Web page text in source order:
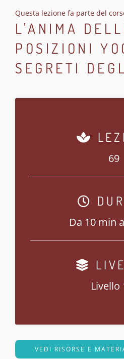
Questa lezione fa parte del
L'ANIMA
POSIZIONI
SEGRETI
69
Da 10 min
Livello
VEDI RISORSE E